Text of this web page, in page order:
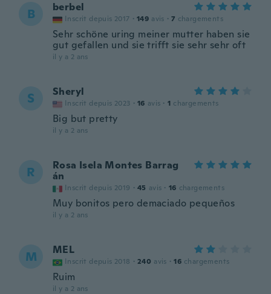
B berbel
Inscrit depuis 2017 · 149 avis · 7 chargements
Sehr schöne uring meiner mutter haben sie
gut gefallen und sie trifft sie sehr sehr oft
il y a 2 ans
S Sheryl
Inscrit depuis 2023 · 16 avis · 1 chargements
Big but pretty
il y a 2 ans
R
Rosa Isela Montes Barrag
án
Inscrit depuis 2019 · 45 avis · 16 chargements
Muy bonitos pero demaciado pequeños
il y a 2 ans
M MEL
Inscrit depuis 2018 · 240 avis · 16 chargements
Ruim
il y a 2 ans